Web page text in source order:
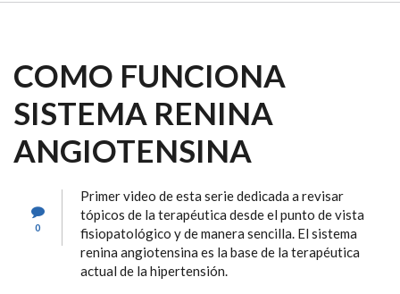
COMO FUNCIONA
SISTEMA RENINA
ANGIOTENSINA
0
Primer video de esta serie dedicada a revisar
tópicos de la terapéutica desde el punto de vista
fisiopatológico y de manera sencilla. El sistema
renina angiotensina es la base de la terapéutica
actual de la hipertensión.